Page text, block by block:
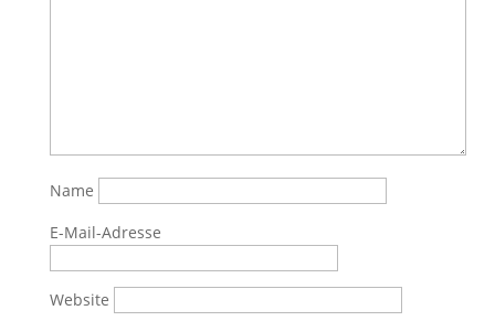
Name
E-Mail-Adresse
Website